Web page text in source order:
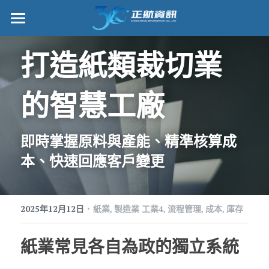
正航首頁
數位轉型
管理功能
詢問/採購
客戶服務
正航願景
關於正航
打造紙類裁切業
的智慧工廠
即時掌握原料與產能、精準核算成
本、快速回應客戶變更
2025年12月12日 · 紙業, 製造業 工業4, 流程管理, 成本, 庫存
紙業常見各自為政的獨立系統